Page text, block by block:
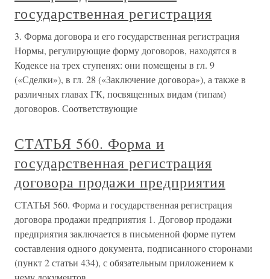
государственная регистрация
3. Форма договора и его государственная регистрация
Нормы, регулирующие форму договоров, находятся в
Кодексе на трех ступенях: они помещены в гл. 9
(«Сделки»), в гл. 28 («Заключение договора»), а также в
различных главах ГК, посвященных видам (типам)
договоров. Соответствующие
СТАТЬЯ 560. Форма и
государственная регистрация
договора продажи предприятия
СТАТЬЯ 560. Форма и государственная регистрация
договора продажи предприятия 1. Договор продажи
предприятия заключается в письменной форме путем
составления одного документа, подписанного сторонами
(пункт 2 статьи 434), с обязательным приложением к